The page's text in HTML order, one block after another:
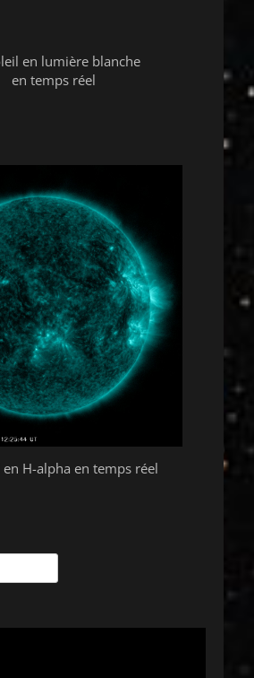
en lumière blanche
en temps réel
en H-alpha en temps réel